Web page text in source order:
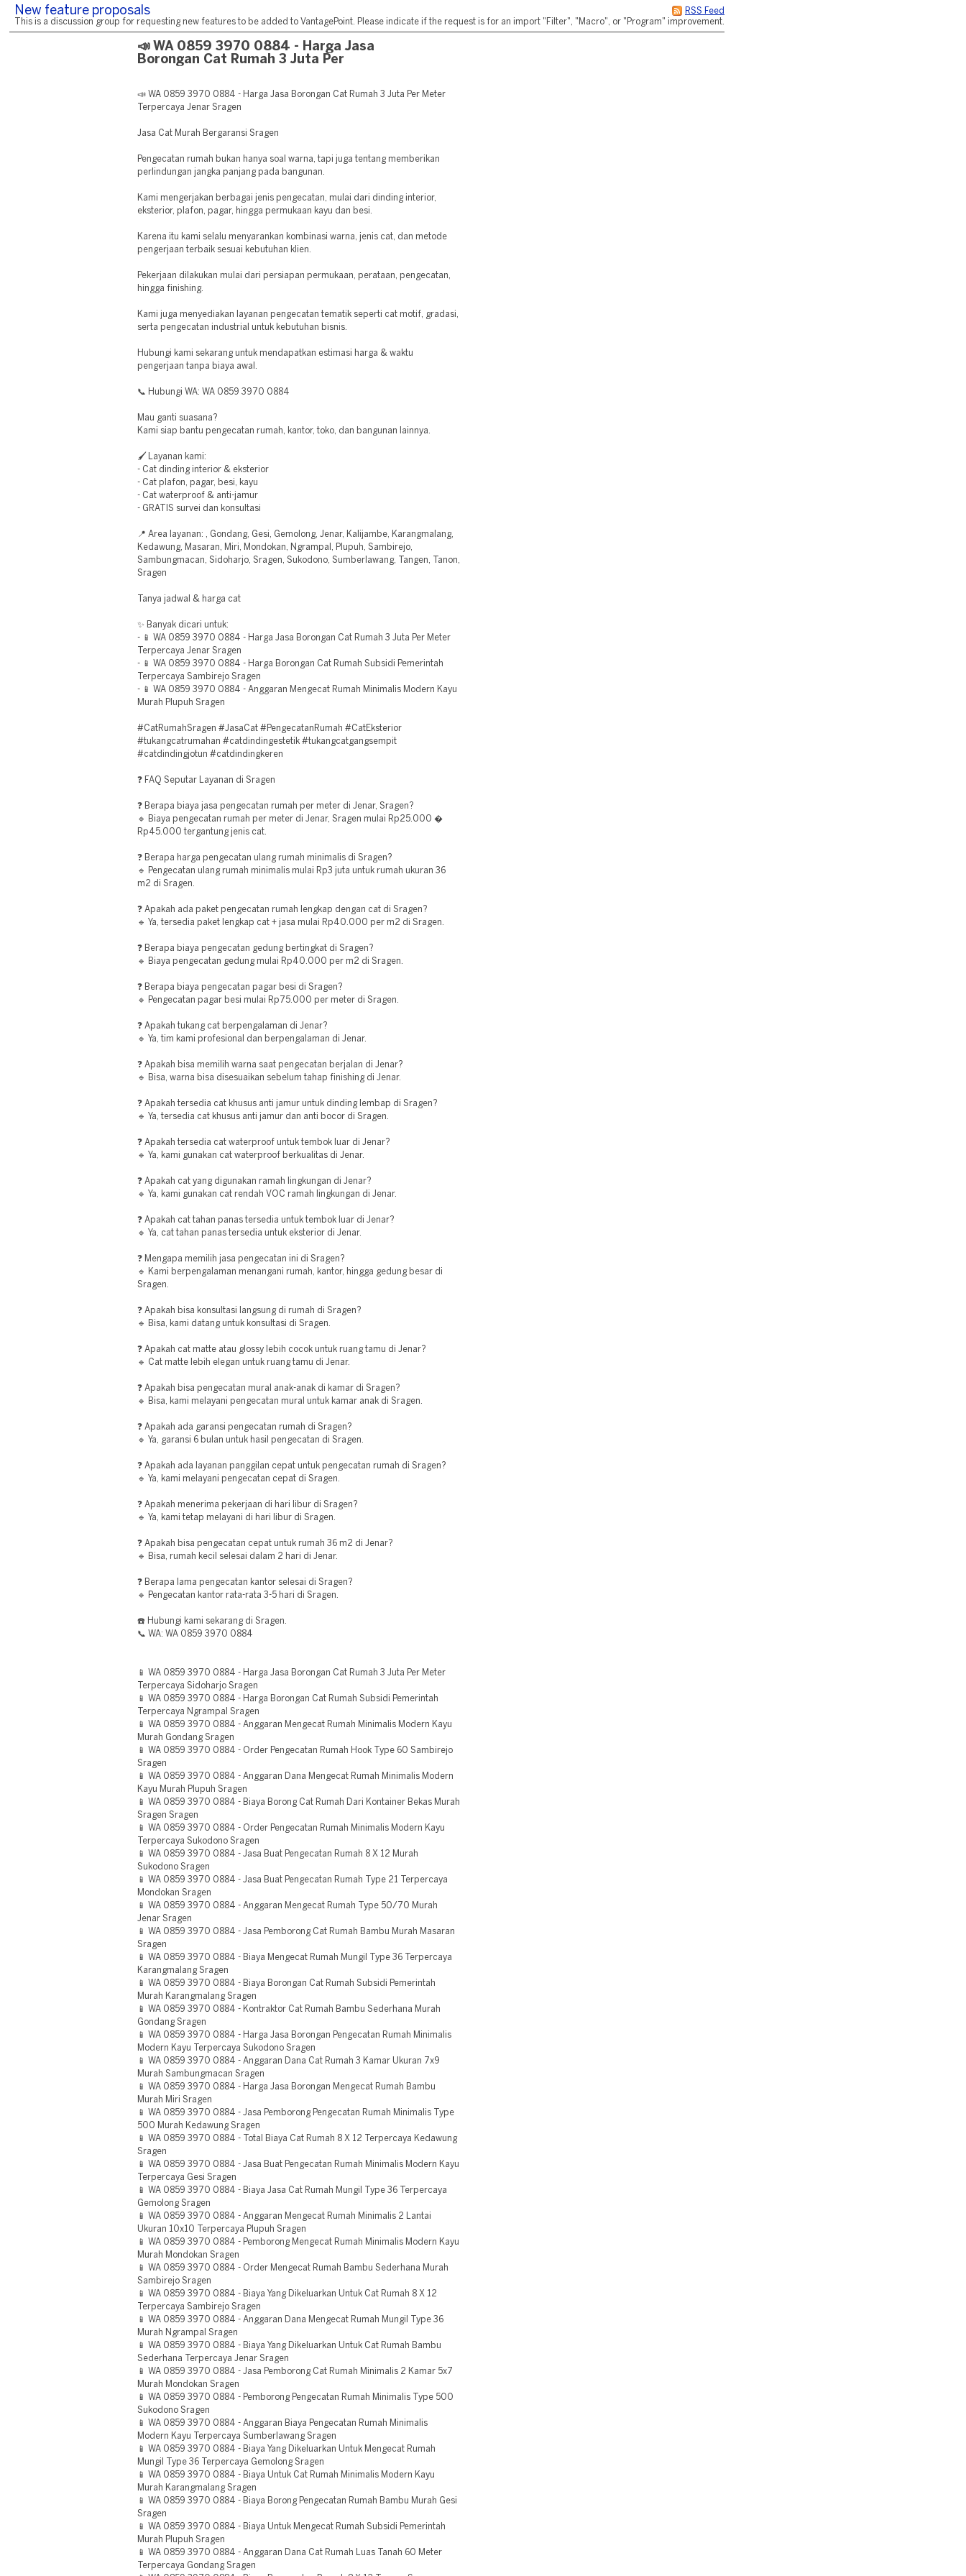
RSS Feed
New feature proposals
This is a discussion group for requesting new features to be added to VantagePoint. Please indicate if the request is for an import "Filter", "Macro", or "Program" improvement.
📣 WA 0859 3970 0884 - Harga Jasa
Borongan Cat Rumah 3 Juta Per
📣 WA 0859 3970 0884 - Harga Jasa Borongan Cat Rumah 3 Juta Per Meter
Terpercaya Jenar Sragen
Jasa Cat Murah Bergaransi Sragen
Pengecatan rumah bukan hanya soal warna, tapi juga tentang memberikan
perlindungan jangka panjang pada bangunan.
Kami mengerjakan berbagai jenis pengecatan, mulai dari dinding interior,
eksterior, plafon, pagar, hingga permukaan kayu dan besi.
Karena itu kami selalu menyarankan kombinasi warna, jenis cat, dan metode
pengerjaan terbaik sesuai kebutuhan klien.
Pekerjaan dilakukan mulai dari persiapan permukaan, perataan, pengecatan,
hingga finishing.
Kami juga menyediakan layanan pengecatan tematik seperti cat motif, gradasi,
serta pengecatan industrial untuk kebutuhan bisnis.
Hubungi kami sekarang untuk mendapatkan estimasi harga & waktu
pengerjaan tanpa biaya awal.
📞 Hubungi WA: WA 0859 3970 0884
Mau ganti suasana?
Kami siap bantu pengecatan rumah, kantor, toko, dan bangunan lainnya.
🖌️ Layanan kami:
- Cat dinding interior & eksterior
- Cat plafon, pagar, besi, kayu
- Cat waterproof & anti-jamur
- GRATIS survei dan konsultasi
📍 Area layanan: , Gondang, Gesi, Gemolong, Jenar, Kalijambe, Karangmalang,
Kedawung, Masaran, Miri, Mondokan, Ngrampal, Plupuh, Sambirejo,
Sambungmacan, Sidoharjo, Sragen, Sukodono, Sumberlawang, Tangen, Tanon,
Sragen
Tanya jadwal & harga cat
✨ Banyak dicari untuk:
- 📱 WA 0859 3970 0884 - Harga Jasa Borongan Cat Rumah 3 Juta Per Meter
Terpercaya Jenar Sragen
- 📱 WA 0859 3970 0884 - Harga Borongan Cat Rumah Subsidi Pemerintah
Terpercaya Sambirejo Sragen
- 📱 WA 0859 3970 0884 - Anggaran Mengecat Rumah Minimalis Modern Kayu
Murah Plupuh Sragen
#CatRumahSragen #JasaCat #PengecatanRumah #CatEksterior
#tukangcatrumahan #catdindingestetik #tukangcatgangsempit
#catdindingjotun #catdindingkeren
❓ FAQ Seputar Layanan di Sragen
❓ Berapa biaya jasa pengecatan rumah per meter di Jenar, Sragen?
🔹 Biaya pengecatan rumah per meter di Jenar, Sragen mulai Rp25.000 �
Rp45.000 tergantung jenis cat.
❓ Berapa harga pengecatan ulang rumah minimalis di Sragen?
🔹 Pengecatan ulang rumah minimalis mulai Rp3 juta untuk rumah ukuran 36
m2 di Sragen.
❓ Apakah ada paket pengecatan rumah lengkap dengan cat di Sragen?
🔹 Ya, tersedia paket lengkap cat + jasa mulai Rp40.000 per m2 di Sragen.
❓ Berapa biaya pengecatan gedung bertingkat di Sragen?
🔹 Biaya pengecatan gedung mulai Rp40.000 per m2 di Sragen.
❓ Berapa biaya pengecatan pagar besi di Sragen?
🔹 Pengecatan pagar besi mulai Rp75.000 per meter di Sragen.
❓ Apakah tukang cat berpengalaman di Jenar?
🔹 Ya, tim kami profesional dan berpengalaman di Jenar.
❓ Apakah bisa memilih warna saat pengecatan berjalan di Jenar?
🔹 Bisa, warna bisa disesuaikan sebelum tahap finishing di Jenar.
❓ Apakah tersedia cat khusus anti jamur untuk dinding lembap di Sragen?
🔹 Ya, tersedia cat khusus anti jamur dan anti bocor di Sragen.
❓ Apakah tersedia cat waterproof untuk tembok luar di Jenar?
🔹 Ya, kami gunakan cat waterproof berkualitas di Jenar.
❓ Apakah cat yang digunakan ramah lingkungan di Jenar?
🔹 Ya, kami gunakan cat rendah VOC ramah lingkungan di Jenar.
❓ Apakah cat tahan panas tersedia untuk tembok luar di Jenar?
🔹 Ya, cat tahan panas tersedia untuk eksterior di Jenar.
❓ Mengapa memilih jasa pengecatan ini di Sragen?
🔹 Kami berpengalaman menangani rumah, kantor, hingga gedung besar di
Sragen.
❓ Apakah bisa konsultasi langsung di rumah di Sragen?
🔹 Bisa, kami datang untuk konsultasi di Sragen.
❓ Apakah cat matte atau glossy lebih cocok untuk ruang tamu di Jenar?
🔹 Cat matte lebih elegan untuk ruang tamu di Jenar.
❓ Apakah bisa pengecatan mural anak-anak di kamar di Sragen?
🔹 Bisa, kami melayani pengecatan mural untuk kamar anak di Sragen.
❓ Apakah ada garansi pengecatan rumah di Sragen?
🔹 Ya, garansi 6 bulan untuk hasil pengecatan di Sragen.
❓ Apakah ada layanan panggilan cepat untuk pengecatan rumah di Sragen?
🔹 Ya, kami melayani pengecatan cepat di Sragen.
❓ Apakah menerima pekerjaan di hari libur di Sragen?
🔹 Ya, kami tetap melayani di hari libur di Sragen.
❓ Apakah bisa pengecatan cepat untuk rumah 36 m2 di Jenar?
🔹 Bisa, rumah kecil selesai dalam 2 hari di Jenar.
❓ Berapa lama pengecatan kantor selesai di Sragen?
🔹 Pengecatan kantor rata-rata 3-5 hari di Sragen.
☎️ Hubungi kami sekarang di Sragen.
📞 WA: WA 0859 3970 0884
📱 WA 0859 3970 0884 - Harga Jasa Borongan Cat Rumah 3 Juta Per Meter
Terpercaya Sidoharjo Sragen
📱 WA 0859 3970 0884 - Harga Borongan Cat Rumah Subsidi Pemerintah
Terpercaya Ngrampal Sragen
📱 WA 0859 3970 0884 - Anggaran Mengecat Rumah Minimalis Modern Kayu
Murah Gondang Sragen
📱 WA 0859 3970 0884 - Order Pengecatan Rumah Hook Type 60 Sambirejo
Sragen
📱 WA 0859 3970 0884 - Anggaran Dana Mengecat Rumah Minimalis Modern
Kayu Murah Plupuh Sragen
📱 WA 0859 3970 0884 - Biaya Borong Cat Rumah Dari Kontainer Bekas Murah
Sragen Sragen
📱 WA 0859 3970 0884 - Order Pengecatan Rumah Minimalis Modern Kayu
Terpercaya Sukodono Sragen
📱 WA 0859 3970 0884 - Jasa Buat Pengecatan Rumah 8 X 12 Murah
Sukodono Sragen
📱 WA 0859 3970 0884 - Jasa Buat Pengecatan Rumah Type 21 Terpercaya
Mondokan Sragen
📱 WA 0859 3970 0884 - Anggaran Mengecat Rumah Type 50/70 Murah
Jenar Sragen
📱 WA 0859 3970 0884 - Jasa Pemborong Cat Rumah Bambu Murah Masaran
Sragen
📱 WA 0859 3970 0884 - Biaya Mengecat Rumah Mungil Type 36 Terpercaya
Karangmalang Sragen
📱 WA 0859 3970 0884 - Biaya Borongan Cat Rumah Subsidi Pemerintah
Murah Karangmalang Sragen
📱 WA 0859 3970 0884 - Kontraktor Cat Rumah Bambu Sederhana Murah
Gondang Sragen
📱 WA 0859 3970 0884 - Harga Jasa Borongan Pengecatan Rumah Minimalis
Modern Kayu Terpercaya Sukodono Sragen
📱 WA 0859 3970 0884 - Anggaran Dana Cat Rumah 3 Kamar Ukuran 7x9
Murah Sambungmacan Sragen
📱 WA 0859 3970 0884 - Harga Jasa Borongan Mengecat Rumah Bambu
Murah Miri Sragen
📱 WA 0859 3970 0884 - Jasa Pemborong Pengecatan Rumah Minimalis Type
500 Murah Kedawung Sragen
📱 WA 0859 3970 0884 - Total Biaya Cat Rumah 8 X 12 Terpercaya Kedawung
Sragen
📱 WA 0859 3970 0884 - Jasa Buat Pengecatan Rumah Minimalis Modern Kayu
Terpercaya Gesi Sragen
📱 WA 0859 3970 0884 - Biaya Jasa Cat Rumah Mungil Type 36 Terpercaya
Gemolong Sragen
📱 WA 0859 3970 0884 - Anggaran Mengecat Rumah Minimalis 2 Lantai
Ukuran 10x10 Terpercaya Plupuh Sragen
📱 WA 0859 3970 0884 - Pemborong Mengecat Rumah Minimalis Modern Kayu
Murah Mondokan Sragen
📱 WA 0859 3970 0884 - Order Mengecat Rumah Bambu Sederhana Murah
Sambirejo Sragen
📱 WA 0859 3970 0884 - Biaya Yang Dikeluarkan Untuk Cat Rumah 8 X 12
Terpercaya Sambirejo Sragen
📱 WA 0859 3970 0884 - Anggaran Dana Mengecat Rumah Mungil Type 36
Murah Ngrampal Sragen
📱 WA 0859 3970 0884 - Biaya Yang Dikeluarkan Untuk Cat Rumah Bambu
Sederhana Terpercaya Jenar Sragen
📱 WA 0859 3970 0884 - Jasa Pemborong Cat Rumah Minimalis 2 Kamar 5x7
Murah Mondokan Sragen
📱 WA 0859 3970 0884 - Pemborong Pengecatan Rumah Minimalis Type 500
Sukodono Sragen
📱 WA 0859 3970 0884 - Anggaran Biaya Pengecatan Rumah Minimalis
Modern Kayu Terpercaya Sumberlawang Sragen
📱 WA 0859 3970 0884 - Biaya Yang Dikeluarkan Untuk Mengecat Rumah
Mungil Type 36 Terpercaya Gemolong Sragen
📱 WA 0859 3970 0884 - Biaya Untuk Cat Rumah Minimalis Modern Kayu
Murah Karangmalang Sragen
📱 WA 0859 3970 0884 - Biaya Borong Pengecatan Rumah Bambu Murah Gesi
Sragen
📱 WA 0859 3970 0884 - Biaya Untuk Mengecat Rumah Subsidi Pemerintah
Murah Plupuh Sragen
📱 WA 0859 3970 0884 - Anggaran Dana Cat Rumah Luas Tanah 60 Meter
Terpercaya Gondang Sragen